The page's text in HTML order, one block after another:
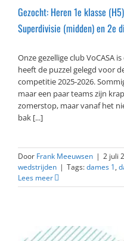
Gezocht: Heren 1e klasse
Superdivisie (midden) en 2e
Onze gezellige club VoCASA
heeft de puzzel gelegd voor
competitie 2025-2026.
maar een paar teams zijn
zomerstop, maar vanaf het
bak [...]
Door Frank Meeuwsen | 2 juli
wedstrijden | Tags:dames 1,
Lees meer